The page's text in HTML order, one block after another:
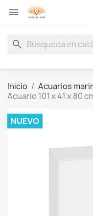

search
Inicio Acuarios
Acuario 101 x 41 x 80
NUEVO